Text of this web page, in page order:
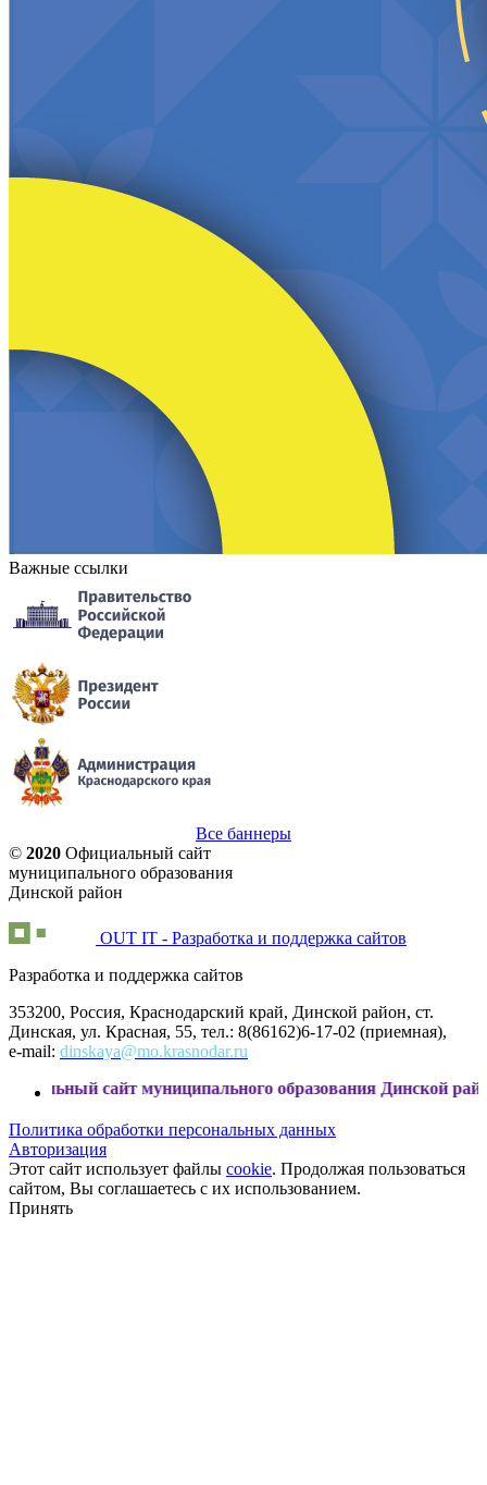
Важные ссылки
Все баннеры
© 2020 Официальный сайт
муниципального образования
Динской район
OUT IT - Разработка и поддержка сайтов
Разработка и поддержка сайтов
353200, Россия, Краснодарский край, Динской район, ст.
Динская, ул. Красная, 55, тел.: 8(86162)6-17-02 (приемная),
e-mail: dinskaya@mo.krasnodar.ru
муниципального образования Динской район
Политика обработки персональных данных
Авторизация
Этот сайт использует файлы cookie. Продолжая пользоваться
сайтом, Вы соглашаетесь с их использованием.
Принять